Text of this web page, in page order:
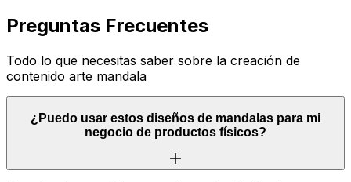
Preguntas Frecuentes
Todo lo que necesitas saber sobre la creación de
contenido arte mandala
¿Puedo usar estos diseños de mandalas para mi
negocio de productos físicos?